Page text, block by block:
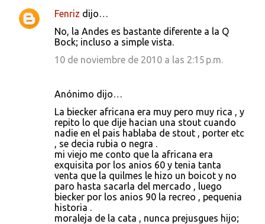
Fenriz dijo…
No, la Andes es bastante diferente a la Q
Bock; incluso a simple vista.
10 de noviembre de 2010 a las 2:15 p.m.
Anónimo dijo…
La biecker africana era muy pero muy rica , y
repito lo que dije hacian una stout cuando
nadie en el pais hablaba de stout , porter etc
, se decia rubia o negra .
mi viejo me conto que la africana era
exquisita por los anios 60 y tenia tanta
venta que la quilmes le hizo un boicot y no
paro hasta sacarla del mercado , luego
biecker por los anios 90 la recreo , pequenia
historia .
moraleja de la cata , nunca prejusgues hijo;